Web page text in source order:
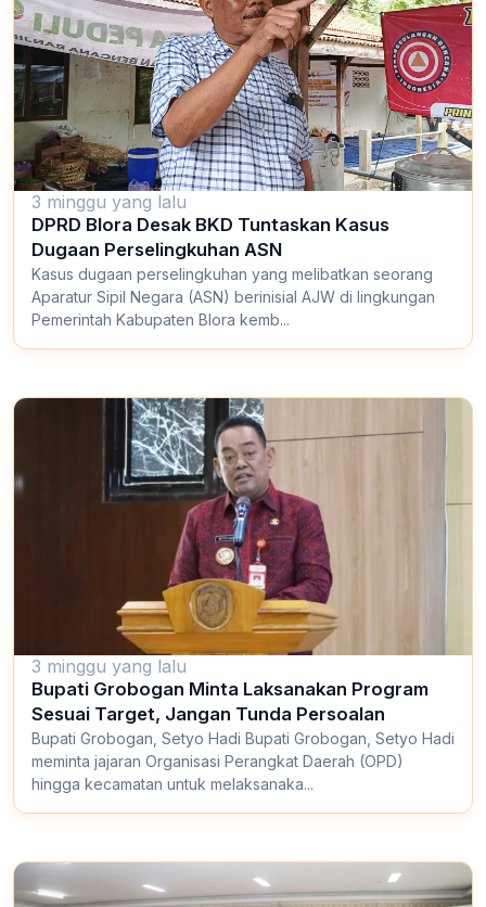
3 minggu yang lalu
DPRD Blora Desak BKD Tuntaskan Kasus
Dugaan Perselingkuhan ASN
Kasus dugaan perselingkuhan yang melibatkan seorang
Aparatur Sipil Negara (ASN) berinisial AJW di lingkungan
Pemerintah Kabupaten Blora kemb...
3 minggu yang lalu
Bupati Grobogan Minta Laksanakan Program
Sesuai Target, Jangan Tunda Persoalan
Bupati Grobogan, Setyo Hadi Bupati Grobogan, Setyo Hadi
meminta jajaran Organisasi Perangkat Daerah (OPD)
hingga kecamatan untuk melaksanaka...